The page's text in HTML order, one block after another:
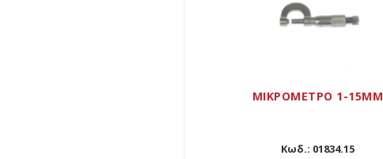
ΜΙΚΡΟΜΕΤΡΟ 1-15MM
Κωδ.: 01834.15